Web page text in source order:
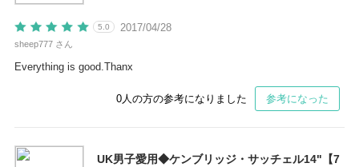
2017/04/28
5.0
sheep777 さん
Everything is good.Thanx
0 人の方の参考になりました 参考になった
UK男子愛用◆ケンブリッジ・サッチェル14"【7